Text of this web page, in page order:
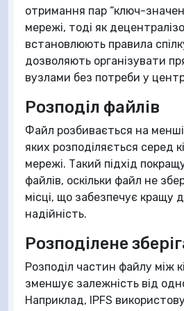
отримання пар “ключ-
мережі, тоді як
встановлюють правила
дозволяють організувати
вузлами без потреби у
Розподіл файлів
Файл розбивається на
яких розподіляється серед
мережі. Такий підхід
файлів, оскільки файл не
місці, що забезпечує кращу
надійність.
Розподілене
Розподіл частин файлу між
зменшує залежність від
Наприклад, IPFS